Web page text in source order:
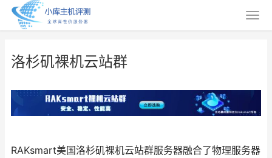
洛杉矶裸机云站群
RAKsmart美国洛杉矶裸机云站群服务器融合了物理服务器